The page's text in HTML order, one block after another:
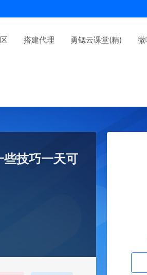
搭建代理 勇锶云课堂(精)
些技巧一天可